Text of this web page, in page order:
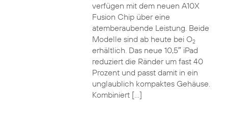
verfügen mit dem neuen A10X
Fusion Chip über eine
atemberaubende Leistung. Beide
Modelle sind ab heute bei O2
erhältlich. Das neue 10,5″ iPad
reduziert die Ränder um fast 40
Prozent und passt damit in ein
unglaublich kompaktes Gehäuse.
Kombiniert […]